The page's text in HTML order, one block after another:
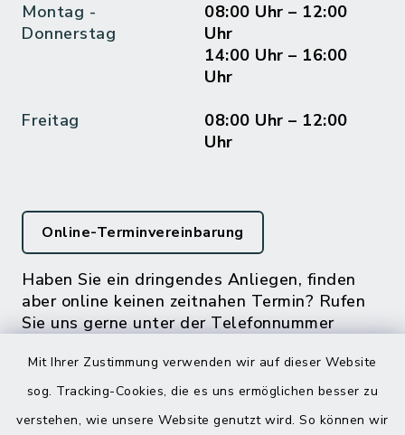
Mit Ihrer Zustimmung verwenden wir auf dieser Website
sog. Tracking-Cookies, die es uns ermöglichen besser zu
verstehen, wie unsere Website genutzt wird. So können wir
Montag -
Donnerstag
08:00 Uhr – 12:00
Uhr
14:00 Uhr – 16:00
Uhr
Freitag
08:00 Uhr – 12:00
Uhr
Online-Terminvereinbarung
Haben Sie ein dringendes Anliegen, finden
aber online keinen zeitnahen Termin? Rufen
Sie uns gerne unter der Telefonnummer